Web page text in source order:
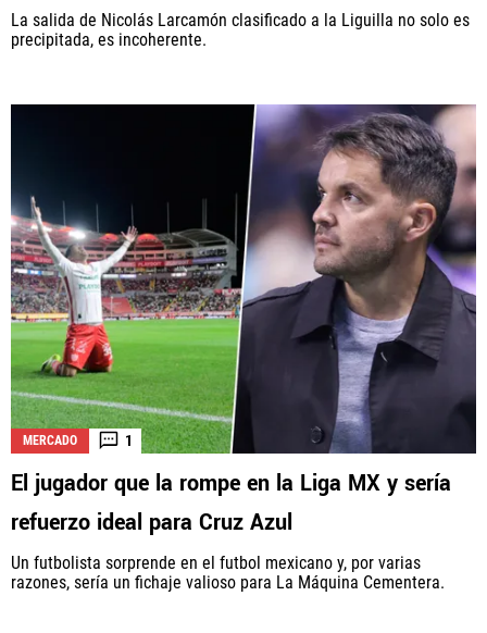
La salida de Nicolás Larcamón clasificado a la Liguilla no solo es
precipitada, es incoherente.
MERCADO 1
El jugador que la rompe en la Liga MX y sería
refuerzo ideal para Cruz Azul
Un futbolista sorprende en el futbol mexicano y, por varias
razones, sería un fichaje valioso para La Máquina Cementera.